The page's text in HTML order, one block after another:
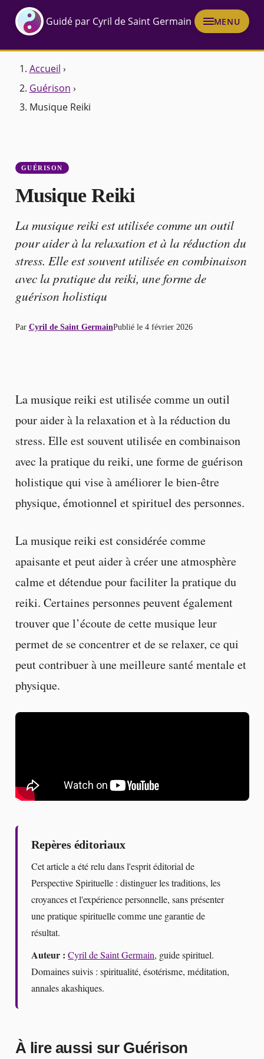
Guidé par Cyril de Saint Germain MENU
Accueil ›
Guérison ›
Musique Reiki
GUÉRISON
Musique Reiki
La musique reiki est utilisée comme un outil
pour aider à la relaxation et à la réduction du
stress. Elle est souvent utilisée en combinaison
avec la pratique du reiki, une forme de
guérison holistiqu
Par Cyril de Saint GermainPublié le 4 février 2026
La musique reiki est utilisée comme un outil
pour aider à la relaxation et à la réduction du
stress. Elle est souvent utilisée en combinaison
avec la pratique du reiki, une forme de guérison
holistique qui vise à améliorer le bien-être
physique, émotionnel et spirituel des personnes.
La musique reiki est considérée comme
apaisante et peut aider à créer une atmosphère
calme et détendue pour faciliter la pratique du
reiki. Certaines personnes peuvent également
trouver que l’écoute de cette musique leur
permet de se concentrer et de se relaxer, ce qui
peut contribuer à une meilleure santé mentale et
physique.
Repères éditoriaux
Cet article a été relu dans l'esprit éditorial de
Perspective Spirituelle : distinguer les traditions, les
croyances et l'expérience personnelle, sans présenter
une pratique spirituelle comme une garantie de
résultat.
Auteur : Cyril de Saint Germain, guide spirituel.
Domaines suivis : spiritualité, ésotérisme, méditation,
annales akashiques.
À lire aussi sur Guérison